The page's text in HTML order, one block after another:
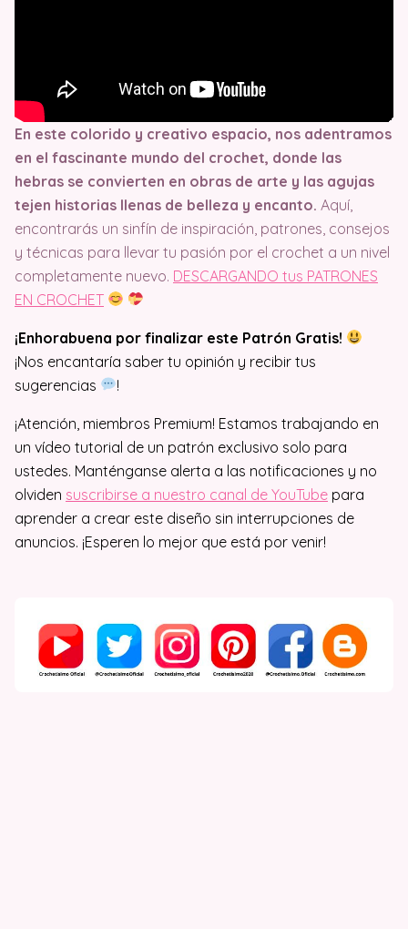
En este colorido y creativo espacio, nos adentramos
en el fascinante mundo del crochet, donde las
hebras se convierten en obras de arte y las agujas
tejen historias llenas de belleza y encanto. Aquí,
encontrarás un sinfín de inspiración, patrones, consejos
y técnicas para llevar tu pasión por el crochet a un nivel
completamente nuevo. DESCARGANDO tus PATRONES
EN CROCHET
¡Enhorabuena por finalizar este Patrón Gratis!
¡Nos encantaría saber tu opinión y recibir tus
sugerencias
!
¡Atención, miembros Premium! Estamos trabajando en
un vídeo tutorial de un patrón exclusivo solo para
ustedes. Manténganse alerta a las notificaciones y no
olviden suscribirse a nuestro canal de YouTube para
aprender a crear este diseño sin interrupciones de
anuncios. ¡Esperen lo mejor que está por venir!